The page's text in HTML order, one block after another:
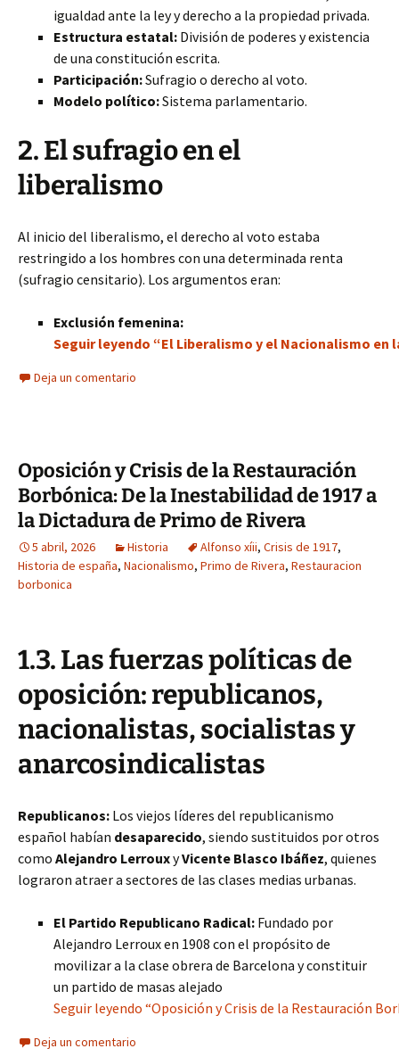
igualdad ante la ley y derecho a la propiedad privada.
Estructura estatal: División de poderes y existencia
de una constitución escrita.
Participación:Sufragio o derecho al voto.
Modelo político:Sistema parlamentario.
2. El sufragio en el
liberalismo
Al inicio del liberalismo, el derecho al voto estaba
restringido a los hombres con una determinada renta
(sufragio censitario). Los argumentos eran:
Exclusión femenina:
Seguir leyendo “El Liberalismo y el Nacionalismo en
Deja un comentario
Oposición y Crisis de la Restauración
Borbónica: De la Inestabilidad de 1917 a
la Dictadura de Primo de Rivera
5 abril, 2026 Historia Alfonso xíii, Crisis de 1917,
Historia de españa, Nacionalismo, Primo de Rivera, Restauracion
borbonica
1.3. Las fuerzas políticas de
oposición: republicanos,
nacionalistas, socialistas y
anarcosindicalistas
Republicanos: Los viejos líderes del republicanismo
español habían desaparecido, siendo sustituidos por otros
como Alejandro LerrouxyVicente Blasco Ibáñez, quienes
lograron atraer a sectores de las clases medias urbanas.
El Partido Republicano Radical: Fundado por
Alejandro Lerroux en 1908 con el propósito de
movilizar a la clase obrera de Barcelona y constituir
un partido de masas alejado
Seguir leyendo “Oposición y Crisis de la Restauración
Deja un comentario